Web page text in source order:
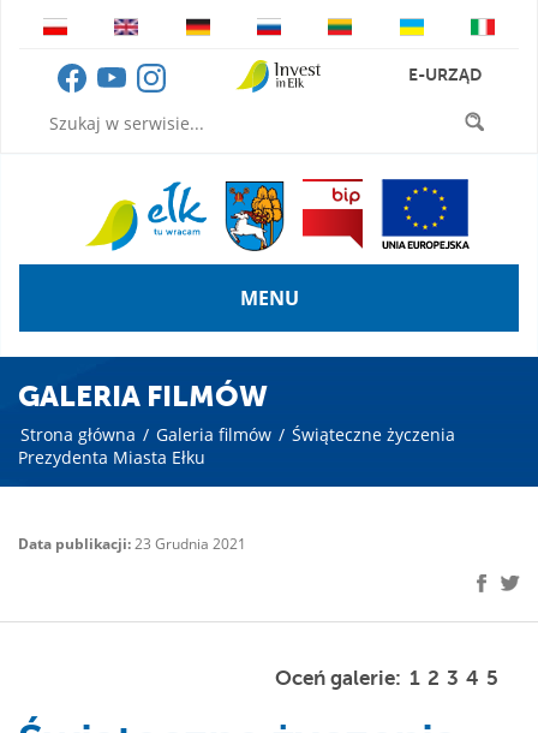
E-URZĄD
MENU
GALERIA FILMÓW
Strona główna / Galeria filmów / Świąteczne życzenia
Prezydenta Miasta Ełku
Data publikacji:23 Grudnia 2021
Oceń galerie: 1 2 3 4 5